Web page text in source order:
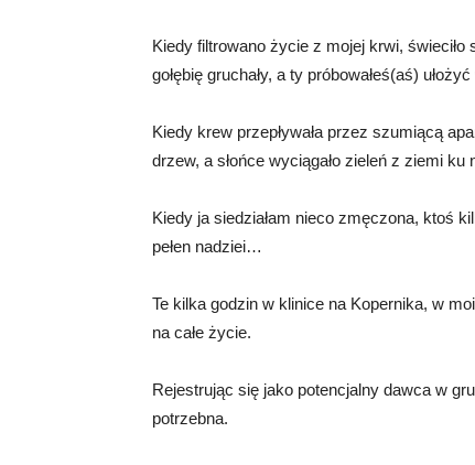
Kiedy filtrowano życie z mojej krwi,
gołębię gruchały, a ty próbowałeś(aś)
Kiedy krew przepływała przez szumiącą
drzew, a słońce wyciągało zieleń z ziemi ku
Kiedy ja siedziałam nieco zmęczona, ktoś
pełen nadziei…
Te kilka godzin w klinice na Kopernika, w
na całe życie.
Rejestrując się jako potencjalny dawca w
potrzebna.